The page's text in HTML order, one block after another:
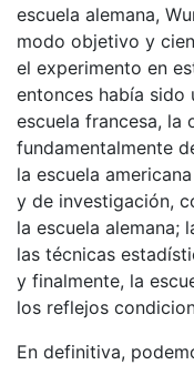
escuela alemana,
modo objetivo y
el experimento en
entonces había sido
escuela francesa, la
fundamentalmente
la escuela
y de investigación,
la escuela alemana;
las técnicas
y finalmente, la
los reflejos
En definitiva,